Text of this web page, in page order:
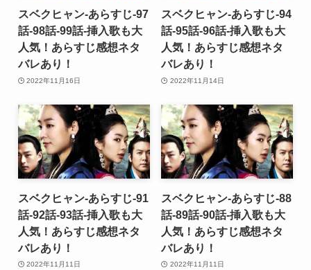
スベクヒャン-あらすじ-97
話-98話-99話-挿入歌も大
人気！あらすじ感想ネタ
バレあり！
2022年11月16日
スベクヒャン-あらすじ-94
話-95話-96話-挿入歌も大
人気！あらすじ感想ネタ
バレあり！
2022年11月14日
スベクヒャン-あらすじ-91
話-92話-93話-挿入歌も大
人気！あらすじ感想ネタ
バレあり！
2022年11月11日
スベクヒャン-あらすじ-88
話-89話-90話-挿入歌も大
人気！あらすじ感想ネタ
バレあり！
2022年11月11日